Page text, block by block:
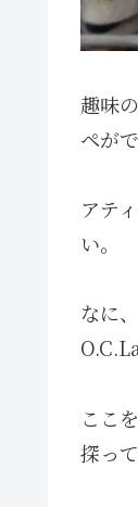
趣味
ペが
アテ
い。
なに
ここ
探っ